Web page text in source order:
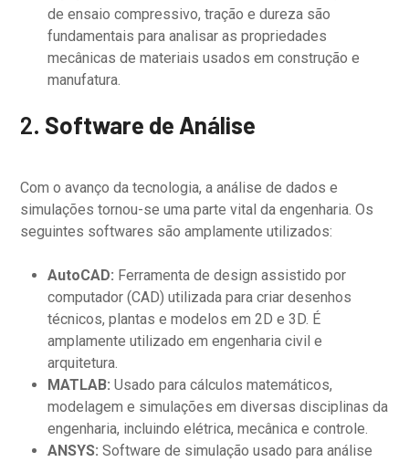
de ensaio compressivo, tração e dureza são
fundamentais para analisar as propriedades
mecânicas de materiais usados em construção e
manufatura.
2. Software de Análise
Com o avanço da tecnologia, a análise de dados e
simulações tornou-se uma parte vital da engenharia. Os
seguintes softwares são amplamente utilizados:
AutoCAD: Ferramenta de design assistido por
computador (CAD) utilizada para criar desenhos
técnicos, plantas e modelos em 2D e 3D. É
amplamente utilizado em engenharia civil e
arquitetura.
MATLAB:Usado para cálculos matemáticos,
modelagem e simulações em diversas disciplinas da
engenharia, incluindo elétrica, mecânica e controle.
ANSYS:Software de simulação usado para análise